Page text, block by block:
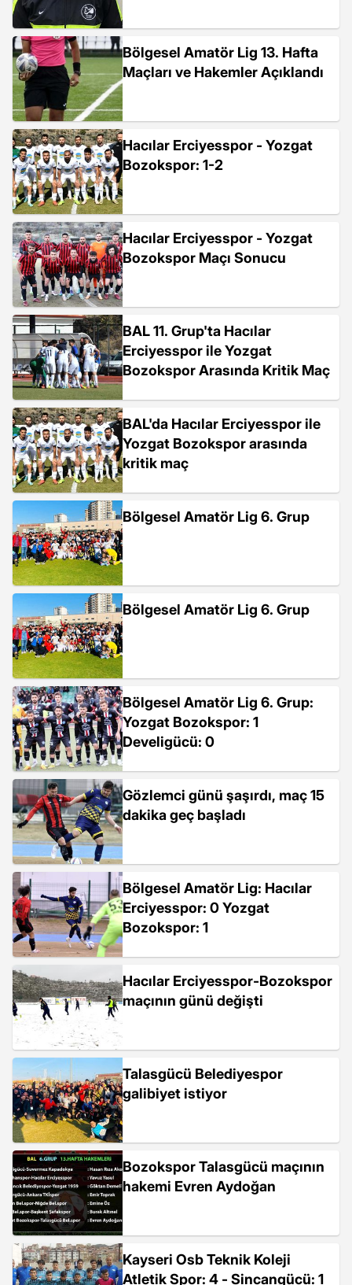
Bölgesel Amatör Lig 13. Hafta
Maçları ve Hakemler Açıklandı
Hacılar Erciyesspor - Yozgat
Bozokspor: 1-2
Hacılar Erciyesspor - Yozgat
Bozokspor Maçı Sonucu
BAL 11. Grup'ta Hacılar
Erciyesspor ile Yozgat
Bozokspor Arasında Kritik Maç
BAL'da Hacılar Erciyesspor ile
Yozgat Bozokspor arasında
kritik maç
Bölgesel Amatör Lig 6. Grup
Bölgesel Amatör Lig 6. Grup
Bölgesel Amatör Lig 6. Grup:
Yozgat Bozokspor: 1
Develigücü: 0
Gözlemci günü şaşırdı, maç 15
dakika geç başladı
Bölgesel Amatör Lig: Hacılar
Erciyesspor: 0 Yozgat
Bozokspor: 1
Hacılar Erciyesspor-Bozokspor
maçının günü değişti
Talasgücü Belediyespor
galibiyet istiyor
Bozokspor Talasgücü maçının
hakemi Evren Aydoğan
Kayseri Osb Teknik Koleji
Atletik Spor: 4 - Sincangücü: 1